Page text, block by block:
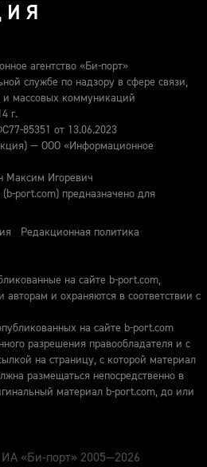
агентство «Би-порт»
службе по надзору в сфере связи,
массовых коммуникаций
г.
85351 от 13.06.2023
— ООО «Информационное
Максим Игоревич
port.com) предназначено для
Редакционная политика
на сайте b-port.com,
и охраняются в соответствии с
на сайте b-port.com
разрешения правообладателя и с
на страницу, с которой материал
размещаться непосредственно в
материал b-port.com, до или
ИА «Би-порт» 2005—2026